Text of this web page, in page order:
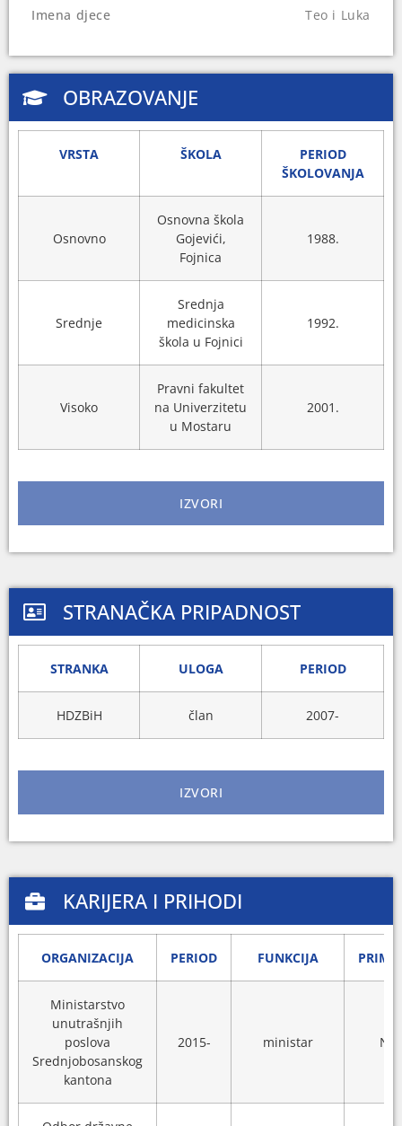
Imena djece Teo i Luka
OBRAZOVANJE
VRSTA ŠKOLA
PERIOD
ŠKOLOVANJA
Osnovno
Osnovna škola
Gojevići,
Fojnica
1988.
Srednje
Srednja
medicinska
škola u Fojnici
1992.
Visoko
Pravni fakultet
na Univerzitetu
u Mostaru
2001.
IZVORI
STRANAČKA PRIPADNOST
STRANKA ULOGA PERIOD
HDZBiH član 2007-
IZVORI
KARIJERA I PRIHODI
ORGANIZACIJA PERIOD FUNKCIJA
Ministarstvo
unutrašnjih
poslova
Srednjobosanskog
kantona
2015- ministar N/A